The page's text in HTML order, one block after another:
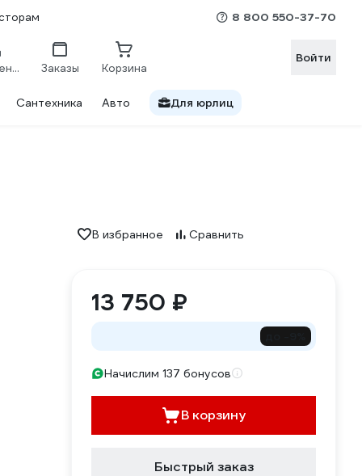
8 800 550-37-70
Сравнение Заказы Корзина
Войти
Сантехника Авто Для юрлиц
В избранное Сравнить
13 750 ₽
Начислим 137 бонусов
В корзину
Быстрый заказ